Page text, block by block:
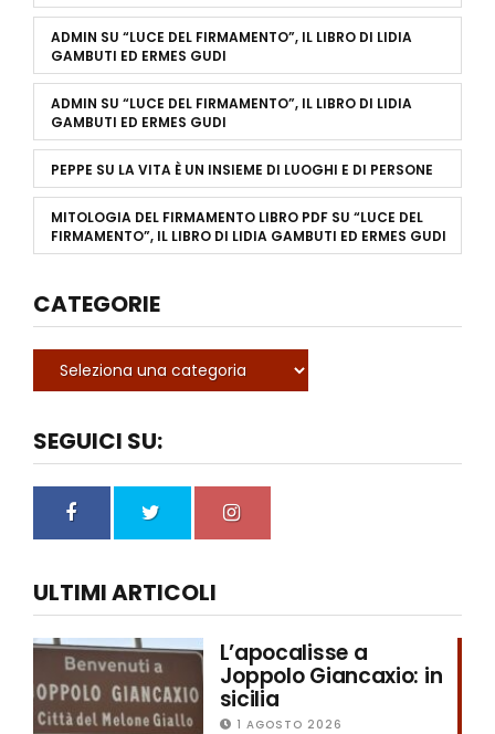
ADMIN SU “LUCE DEL FIRMAMENTO”, IL LIBRO DI LIDIA
GAMBUTI ED ERMES GUDI
ADMIN SU “LUCE DEL FIRMAMENTO”, IL LIBRO DI LIDIA
GAMBUTI ED ERMES GUDI
PEPPE SU LA VITA È UN INSIEME DI LUOGHI E DI PERSONE
MITOLOGIA DEL FIRMAMENTO LIBRO PDF SU “LUCE DEL
FIRMAMENTO”, IL LIBRO DI LIDIA GAMBUTI ED ERMES GUDI
CATEGORIE
SEGUICI SU:
ULTIMI ARTICOLI
L’apocalisse a
Joppolo Giancaxio: in
sicilia
1 AGOSTO 2026